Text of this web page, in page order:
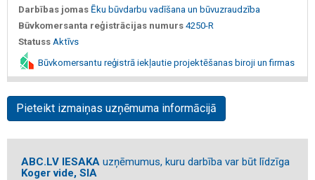
Darbības jomas Ēku būvdarbu vadīšana un būvuzraudzība
Būvkomersanta reģistrācijas numurs 4250-R
Statuss Aktīvs
Būvkomersantu reģistrā iekļautie projektēšanas biroji un firmas
Pieteikt izmaiņas uzņēmuma informācijā
ABC.LV IESAKA uzņēmumus, kuru darbība var būt līdzīga
Koger vide, SIA